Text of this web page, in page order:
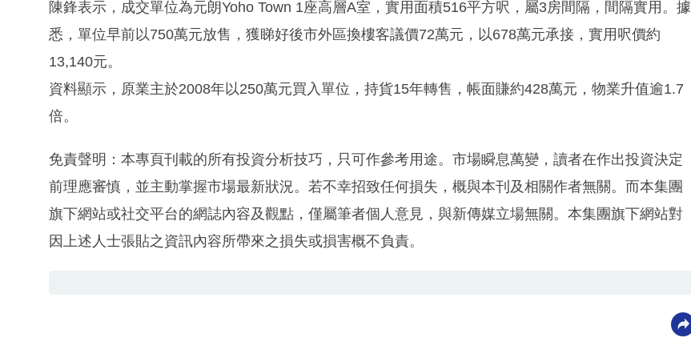
陳鋒表示，成交單位為元朗Yoho Town 1座高層A室，實用面積516平方呎，屬3房間隔，間隔實用。據
悉，單位早前以750萬元放售，獲睇好後市外區換樓客議價72萬元，以678萬元承接，實用呎價約
13,140元。
資料顯示，原業主於2008年以250萬元買入單位，持貨15年轉售，帳面賺約428萬元，物業升值逾1.7
倍。
免責聲明：本專頁刊載的所有投資分析技巧，只可作參考用途。市場瞬息萬變，讀者在作出投資決定
前理應審慎，並主動掌握市場最新狀況。若不幸招致任何損失，概與本刊及相關作者無關。而本集團
旗下網站或社交平台的網誌內容及觀點，僅屬筆者個人意見，與新傳媒立場無關。本集團旗下網站對
因上述人士張貼之資訊內容所帶來之損失或損害概不負責。